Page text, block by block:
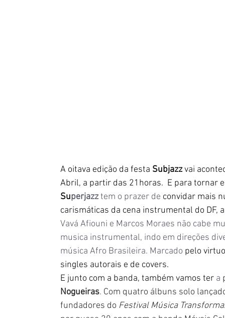
A oitava edição da festa Subjazz vai
Abril, a partir das 21horas.  E para tornar
Superjazz tem o prazer de convidar mais
carismáticas da cena instrumental do DF,
Vavá Afiouni e Marcos Moraes não cabe
musica instrumental, indo em direções
música Afro Brasileira. Marcado pelo
singles autorais e de covers.
E junto com a banda, também vamos ter a
Nogueiras. Com quatro álbuns solo
fundadores do Festival Música Transforma